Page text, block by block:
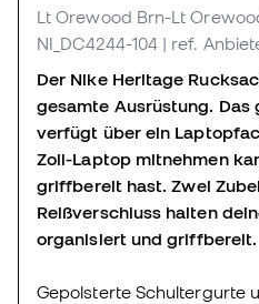
Lt Orewood Brn-Lt
NI_DC4244-104 | ref.
Der Nike Heritage
gesamte Ausrüstung.
verfügt über ein
Zoll-Laptop mitnehmen
griffbereit hast. Zwei
Reißverschluss halten
organisiert und griffbereit.
Gepolsterte Schultergurte